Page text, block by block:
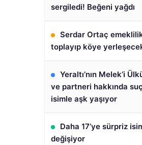
sergiledi! Beğeni yağdı
Serdar Ortaç emeklilik
toplayıp köye
Yeraltı’nın Melek’i
ve partneri hakkında
isimle aşk yaşıyor
Daha 17’ye sürpriz
değişiyor